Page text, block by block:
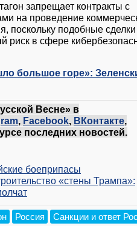
запрещает контракты с
на проведение
поскольку подобные сделки
риск в сфере
большое горе»:
Весне» в
Facebook ВКонтакте
последних новостей.
боеприпасы
«стены Трампа»:
Россия Санкции и ответ